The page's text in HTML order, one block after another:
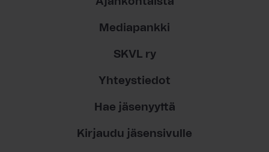
Mediapankki
SKVL ry
Yhteystiedot
Hae jäsenyyttä
Kirjaudu jäsensivulle